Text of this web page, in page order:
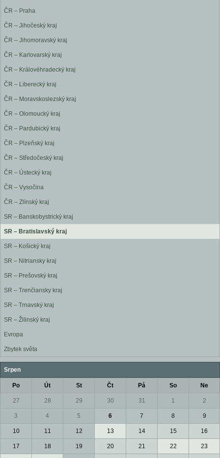
ČR – Praha
ČR – Jihočeský kraj
ČR – Jihomoravský kraj
ČR – Karlovarský kraj
ČR – Královéhradecký kraj
ČR – Liberecký kraj
ČR – Moravskoslezský kraj
ČR – Olomoucký kraj
ČR – Pardubický kraj
ČR – Plzeňský kraj
ČR – Středočeský kraj
ČR – Ústecký kraj
ČR – Vysočina
ČR – Zlínský kraj
SR – Banskobystrický kraj
SR – Bratislavský kraj
SR – Košický kraj
SR – Nitriansky kraj
SR – Prešovský kraj
SR – Trenčiansky kraj
SR – Trnavský kraj
SR – Žilinský kraj
Evropa
Zbytek světa
Srpen
Po Út St Čt Pá So Ne
27 28 29 30 31 1 2
3 4 5 6 7 8 9
10 11 12 13 14 15 16
17 18 19 20 21 22 23